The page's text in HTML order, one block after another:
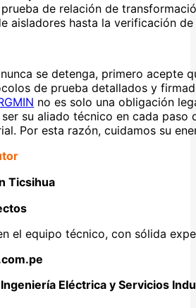
de relación de
aisladores hasta la verificación
se detenga, primero acepte
de prueba detallados y
no es solo una obligación
su aliado técnico en cada
Por esta razón, cuidamos su
Ticsihua
el equipo técnico, con sólida
Eléctrica y Servicios